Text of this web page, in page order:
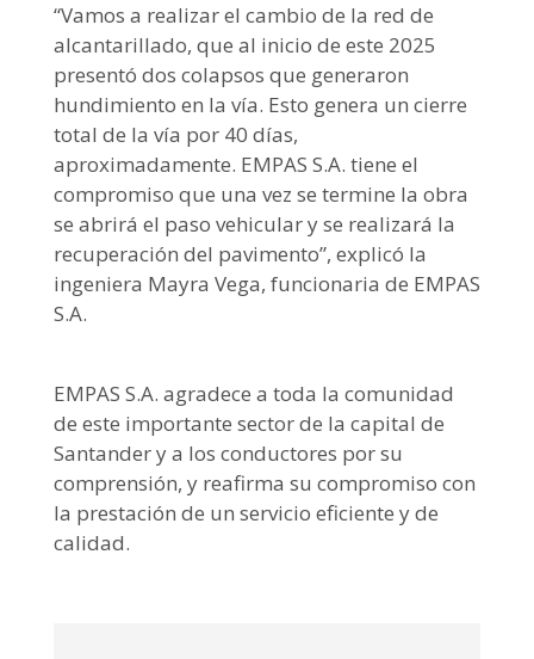
“Vamos a realizar el cambio de la red de
alcantarillado, que al inicio de este 2025
presentó dos colapsos que generaron
hundimiento en la vía. Esto genera un cierre
total de la vía por 40 días,
aproximadamente. EMPAS S.A. tiene el
compromiso que una vez se termine la obra
se abrirá el paso vehicular y se realizará la
recuperación del pavimento”, explicó la
ingeniera Mayra Vega, funcionaria de EMPAS
S.A.
EMPAS S.A. agradece a toda la comunidad
de este importante sector de la capital de
Santander y a los conductores por su
comprensión, y reafirma su compromiso con
la prestación de un servicio eficiente y de
calidad.